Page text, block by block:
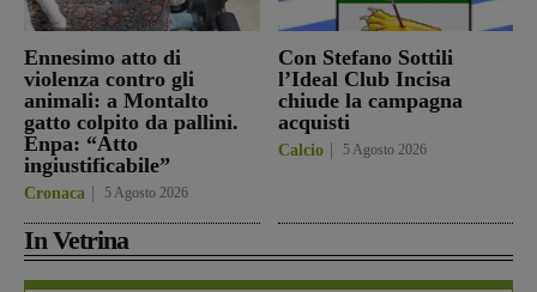
Ennesimo atto di
violenza contro gli
animali: a Montalto
gatto colpito da pallini.
Enpa: “Atto
ingiustificabile”
Cronaca 5 Agosto 2026
Con Stefano Sottili
l’Ideal Club Incisa
chiude la campagna
acquisti
Calcio 5 Agosto 2026
In Vetrina